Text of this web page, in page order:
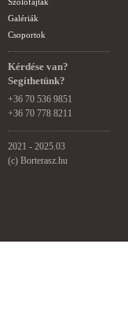
Galériák
Csoportok
Kérdése van?
Segíthetünk?
+36 70 536 9851
+36 70 778 8211
2021 - 2025.03
(c) Borterasz.hu